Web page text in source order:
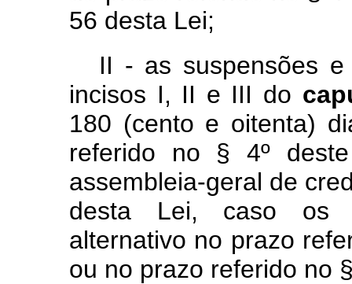
56 desta Lei;
II - as suspensões
incisos I, II e III do
180 (cento e oitenta)
referido no § 4º
assembleia-geral de
desta Lei, caso os
alternativo no prazo
ou no prazo referido no